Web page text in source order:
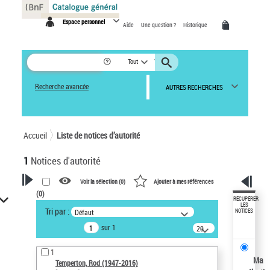
Espace personnel Aide Une question ? Historique
Tout
Recherche avancée AUTRES RECHERCHES
Accueil Liste de notices d’autorité
1 Notices d'autorité
VOTRE RECHERCHE
Recherche avancée dans les
notices d’autorité
Œuvres liées à l'auteur :
Temperton, Rod (1947-2016)
Voir la sélection (0) Ajouter à mes références
(0)
Tri par : Défaut
sur 1
20
résultats/page
1
Temperton, Rod (1947-2016)
RÉCUPÉRER
LES
NOTICES
Ma
Panneau de gestion des cookies